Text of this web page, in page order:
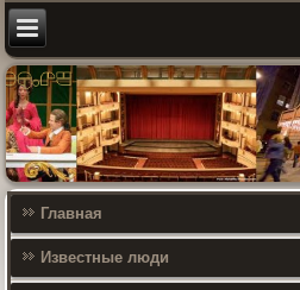
Главная
Известные люди